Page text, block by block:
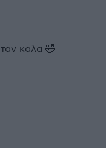
καλα 🤣